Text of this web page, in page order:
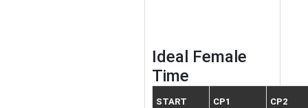
Ideal Female
Time
START CP1 CP2